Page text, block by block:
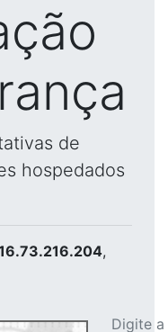
de
hospedados
,
Digite